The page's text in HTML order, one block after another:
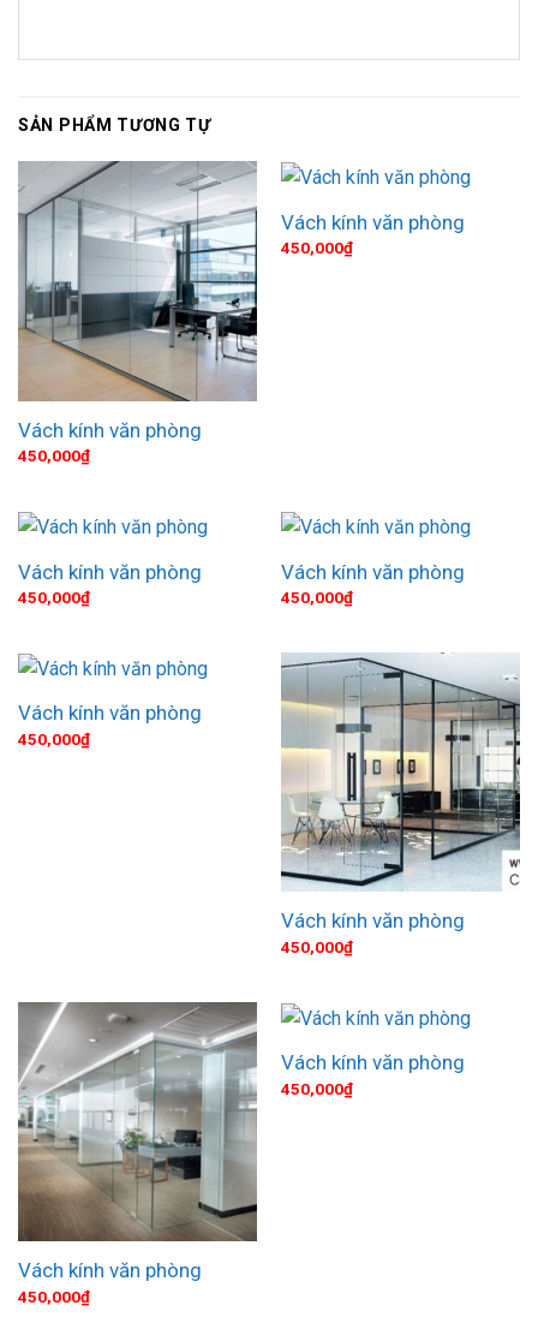
SẢN PHẨM TƯƠNG TỰ
Vách kính văn phòng
450,000₫
Vách kính văn phòng
450,000₫
Vách kính văn phòng
450,000₫
Vách kính văn phòng
450,000₫
Vách kính văn phòng
450,000₫
Vách kính văn phòng
450,000₫
Vách kính văn phòng
450,000₫
Vách kính văn phòng
450,000₫